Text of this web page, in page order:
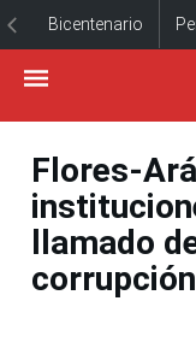
Bicentenario
Flores-
llamado
corrupción